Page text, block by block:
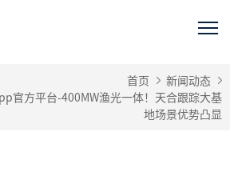
首页
新闻动态
官方平台-400MW渔光一体！天合跟踪大基
地场景优势凸显